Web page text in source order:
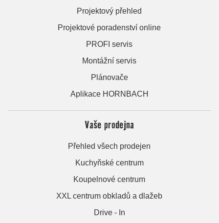
Projektový přehled
Projektové poradenství online
PROFI servis
Montážní servis
Plánovače
Aplikace HORNBACH
Vaše prodejna
Přehled všech prodejen
Kuchyňské centrum
Koupelnové centrum
XXL centrum obkladů a dlažeb
Drive - In